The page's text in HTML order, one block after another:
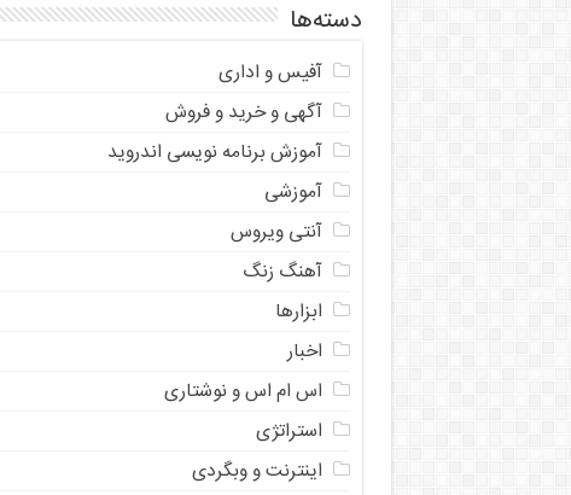
دسته‌ها
آفیس و اداری
آگهی و خرید و فروش
آموزش برنامه نویسی اندروید
آموزشی
آنتی ویروس
آهنگ زنگ
ابزارها
اخبار
اس ام اس و نوشتاری
استراتژی
اینترنت و وبگردی